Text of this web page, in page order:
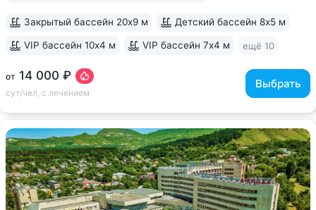
от 14 000 ₽
сут/чел, с лечением
Выбрать
Закрытый бассейн 20х9 м Детский бассейн 8х5 м
VIP бассейн 10х4 м VIP бассейн 7х4 м ещё 10